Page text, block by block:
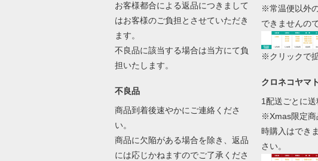
お客様都合による返品につきまして
はお客様のご負担とさせていただき
ます。
不良品に該当する場合は当方にて負
担いたします。
不良品
商品到着後速やかにご連絡くださ
い。
商品に欠陥がある場合を除き、返品
には応じかねますのでご了承くださ
※常温便以外
できませんの
※クリックで
クロネコヤマ
1配送ごとに送
※Xmas限定商
時購入はでき
さい。